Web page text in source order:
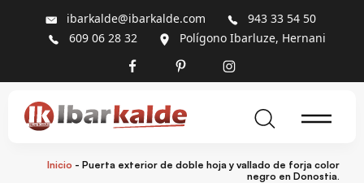
ibarkalde@ibarkalde.com
943 33 54 50
609 06 28 32
Polígono Ibarluze, Hernani
Inicio - Puerta exterior de doble hoja y vallado de forja color
negro en Donostia.